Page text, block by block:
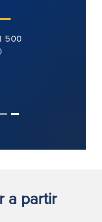
500
a partir